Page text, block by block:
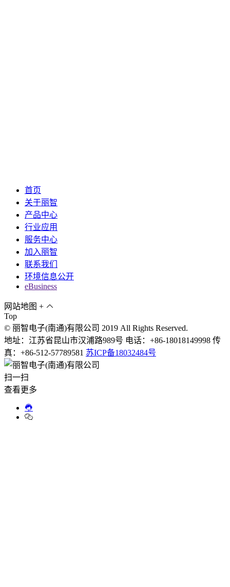
首页
关于丽智
产品中心
行业应用
服务中心
加入丽智
联系我们
环境信息公开
eBusiness
网站地图 +
Top
© 丽智电子(南通)有限公司 2019 All Rights Reserved.
地址：江苏省昆山市汉浦路989号 电话：+86-18018149998 传
真：+86-512-57789581 苏ICP备18032484号
扫一扫
查看更多